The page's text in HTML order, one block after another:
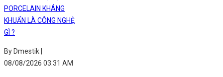
By Dmestik |
08/08/2026 03:31 AM